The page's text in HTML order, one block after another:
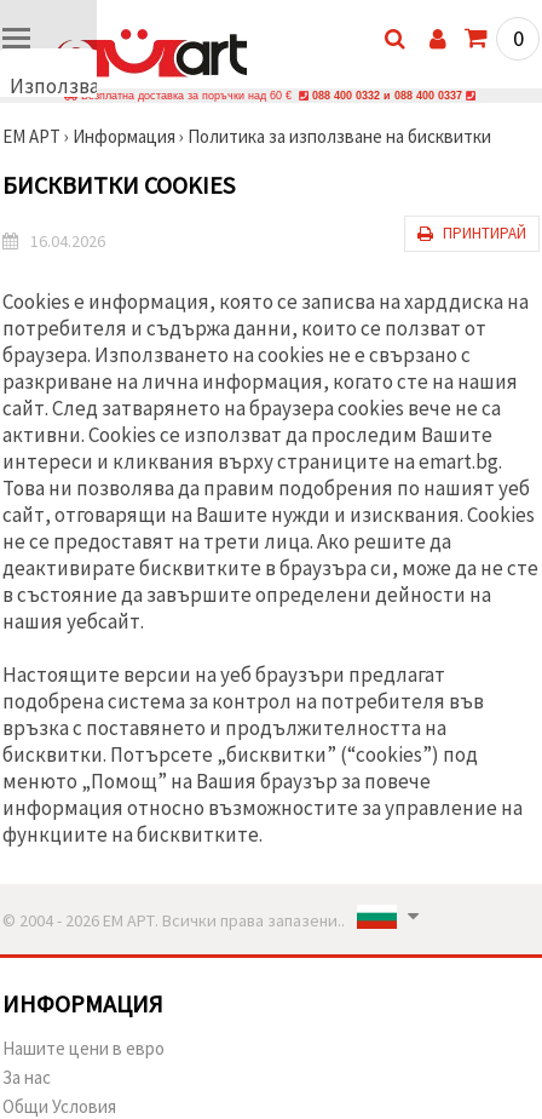
Използваме
🍪
бисквитки
за да
работа на
сайта, да
подобрим
твоето
изживяване
и, с твое
съгласие,
да
анализираме
трафика и
да
показваме
релевантно
съдържание
и реклами,
включително
с помощта
партньори
за анализ
и
маркетинг.
Можеш да
се
съгласиш
да
използваме
всички
натиснеш
"Приеми
предпочитанията
"Настройки",
избереш
дадения
0
Безплатна доставка за поръчки над 60 € 088 400 0332 и 088 400 0337
ЕМ АРТ › Информация › Политика за използване на бисквитки
БИСКВИТКИ COOKIES
16.04.2026 ПРИНТИРАЙ
Cookies е информация, която се записва на харддиска на
потребителя и съдържа данни, които се ползват от
браузера. Използването на cookies не е свързано с
разкриване на лична информация, когато сте на нашия
сайт. След затварянето на браузера cookies вече не са
активни. Cookies се използват да проследим Вашите
интереси и кликвания върху страниците на emart.bg.
Това ни позволява да правим подобрения по нашият уеб
сайт, отговарящи на Вашите нужди и изисквания. Cookies
не се предоставят на трети лица. Ако решите да
деактивирате бисквитките в браузъра си, може да не сте
в състояние да завършите определени дейности на
нашия уебсайт.
Настоящите версии на уеб браузъри предлагат
подобрена система за контрол на потребителя във
връзка с поставянето и продължителността на
бисквитки. Потърсете „бисквитки” (“cookies”) под
менюто „Помощ” на Вашия браузър за повече
информация относно възможностите за управление на
функциите на бисквитките.
© 2004 - 2026 ЕМ АРТ. Всички права запазени..
ИНФОРМАЦИЯ
Нашите цени в евро
За нас
Общи Условия